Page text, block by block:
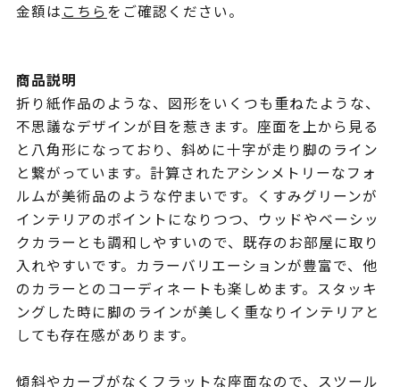
金額はこちらをご確認ください。
商品説明
折り紙作品のような、図形をいくつも重ねたような、
不思議なデザインが目を惹きます。座面を上から見る
と八角形になっており、斜めに十字が走り脚のライン
と繋がっています。計算されたアシンメトリーなフォ
ルムが美術品のような佇まいです。くすみグリーンが
インテリアのポイントになりつつ、ウッドやベーシッ
クカラーとも調和しやすいので、既存のお部屋に取り
入れやすいです。カラーバリエーションが豊富で、他
のカラーとのコーディネートも楽しめます。スタッキ
ングした時に脚のラインが美しく重なりインテリアと
しても存在感があります。
傾斜やカーブがなくフラットな座面なので、スツール